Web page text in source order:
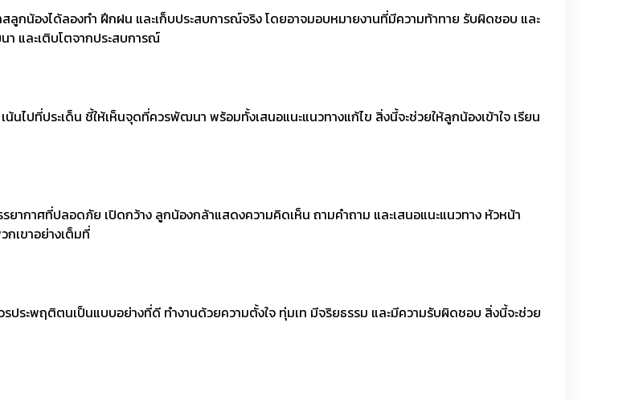
กน้องได้ลองทำ ฝึกฝน และเก็บประสบการณ์จริง โดยอาจมอบหมายงานที่มีความท้าทาย รับผิดชอบ และ
และเติบโตจากประสบการณ์
ไปที่ประเด็น ชี้ให้เห็นจุดที่ควรพัฒนา พร้อมทั้งเสนอแนะแนวทางแก้ไข สิ่งนี้จะช่วยให้ลูกน้องเข้าใจ เรียน
ยากาศที่ปลอดภัย เปิดกว้าง ลูกน้องกล้าแสดงความคิดเห็น ถามคำถาม และเสนอแนะแนวทาง หัวหน้า
เขาอย่างเต็มที่
ระพฤติตนเป็นแบบอย่างที่ดี ทำงานด้วยความตั้งใจ ทุ่มเท มีจริยธรรม และมีความรับผิดชอบ สิ่งนี้จะช่วย